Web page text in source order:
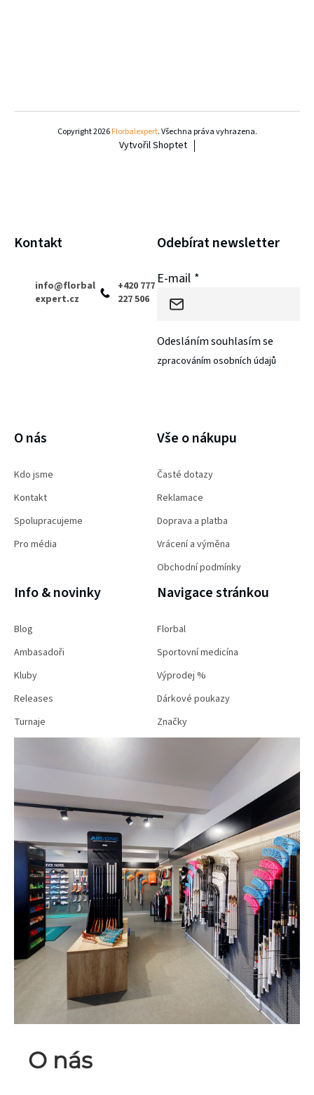
Kontakt
info@florbal
expert.cz
+420 777
227 506
Odebírat newsletter
E-mail
Odesláním souhlasím se
zpracováním osobních údajů
O nás
Kdo jsme
Kontakt
Spolupracujeme
Pro média
Vše o nákupu
Časté dotazy
Reklamace
Doprava a platba
Vrácení a výměna
Obchodní podmínky
Info & novinky
Blog
Ambasadoři
Kluby
Releases
Turnaje
Navigace stránkou
Florbal
Sportovní medicína
Výprodej %
Dárkové poukazy
Značky
O nás
Vytvořil Shoptet
Copyright 2026Florbalexpert. Všechna práva vyhrazena.